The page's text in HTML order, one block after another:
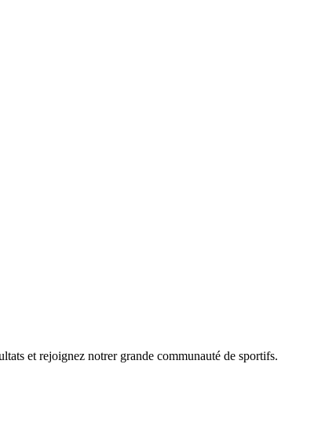
et rejoignez notrer grande communauté de sportifs.